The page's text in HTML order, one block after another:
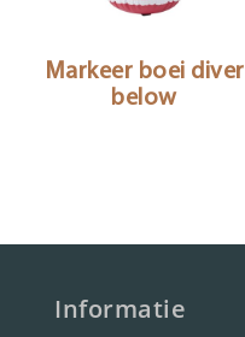
Markeer boei diver
below
Informatie